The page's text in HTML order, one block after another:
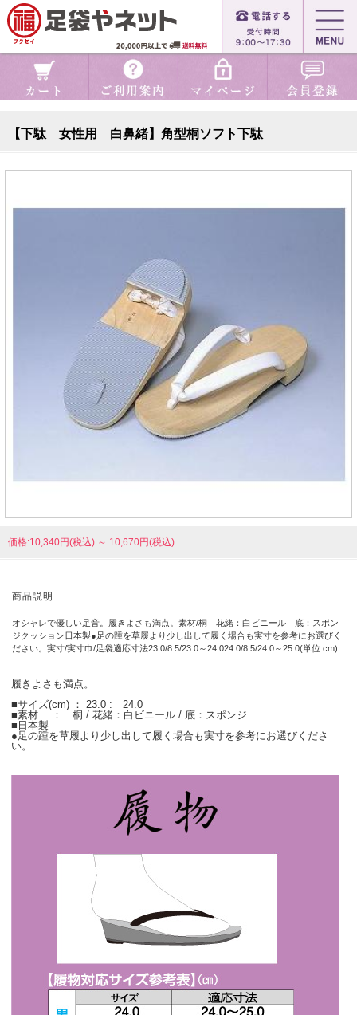
【下駄 女性用 白鼻緒】角型桐ソフト下駄
価格:10,340円(税込) ～ 10,670円(税込)
商品説明
オシャレで優しい足音。履きよさも満点。素材/桐 花緒：白ビニール 底：スポン
ジクッション日本製●足の踵を草履より少し出して履く場合も実寸を参考にお選びく
ださい。実寸/実寸巾/足袋適応寸法23.0/8.5/23.0～24.024.0/8.5/24.0～25.0(単位:cm)
履きよさも満点。
■サイズ(cm) ： 23.0 : 24.0
■素材 ： 桐 / 花緒：白ビニール / 底：スポンジ
■日本製
●足の踵を草履より少し出して履く場合も実寸を参考にお選びくださ
い。